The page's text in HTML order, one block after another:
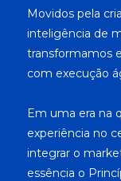
Movidos pela
inteligência de
transformamos
com execução
Em uma era na
experiência no
integrar o
essência o